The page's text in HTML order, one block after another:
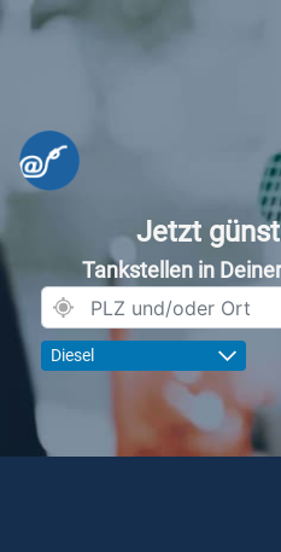
Jetzt
Tankstellen in
Diesel